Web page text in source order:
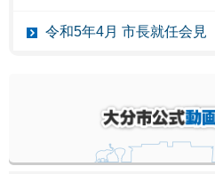
令和5年4月 市長就任会見